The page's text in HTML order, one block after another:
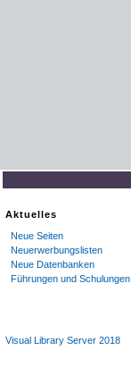
Aktuelles
Neue Seiten
Neuerwerbungslisten
Neue Datenbanken
Führungen und Schulungen
Visual Library Server 2018